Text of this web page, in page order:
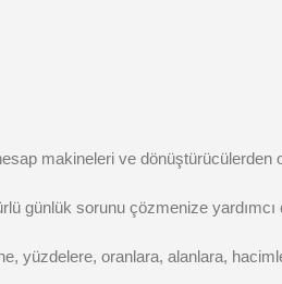
makineleri ve
günlük sorunu çözmenize yardımcı
yüzdelere, oranlara, alanlara,